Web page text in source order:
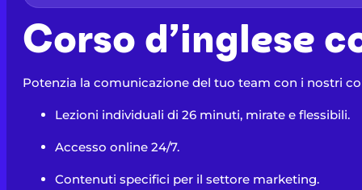
Corso d’inglese
Potenzia la comunicazione del tuo team con i nostri
Lezioni individuali di 26 minuti, mirate e flessibili.
Accesso online 24/7.
Contenuti specifici per il settore marketing.